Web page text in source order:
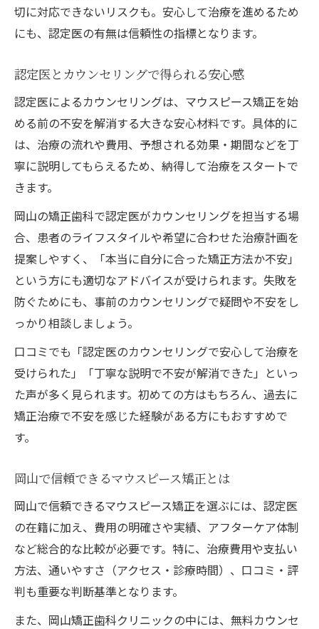
切に対応できないリスクも。安心して治療を進めるため
にも、認定医の有無は信頼性の指標となります。
認定医とカウンセリングで得られる安心感
認定医によるカウンセリングは、マウスピース矯正を始
める前の不安を解消する大きな安心材料です。具体的に
は、治療の流れや費用、予想される効果・期間などを丁
寧に説明してもらえるため、納得して治療をスタートで
きます。
岡山の矯正歯科で認定医がカウンセリングを担当する場
合、患者のライフスタイルや希望に合わせた治療計画を
提案しやすく、「本当に自分に合った矯正方法か不安」
という方にも適切なアドバイスが受けられます。失敗を
防ぐためにも、事前のカウンセリングで疑問や不安をし
っかり相談しましょう。
口コミでも「認定医のカウンセリングで安心して治療を
受けられた」「丁寧な説明で不安が解消できた」といっ
た声が多く見られます。初めての方はもちろん、過去に
矯正治療で不安を感じた経験がある方にもおすすめで
す。
岡山で信頼できるマウスピース矯正とは
岡山で信頼できるマウスピース矯正を選ぶには、認定医
の在籍に加え、費用の明確さや実績、アフターケア体制
など総合的な比較が必要です。特に、治療費用や支払い
方法、通いやすさ（アクセス・診療時間）、口コミ・評
判も重要な判断基準となります。
また、岡山矯正歯科クリニックの中には、無料カウンセ